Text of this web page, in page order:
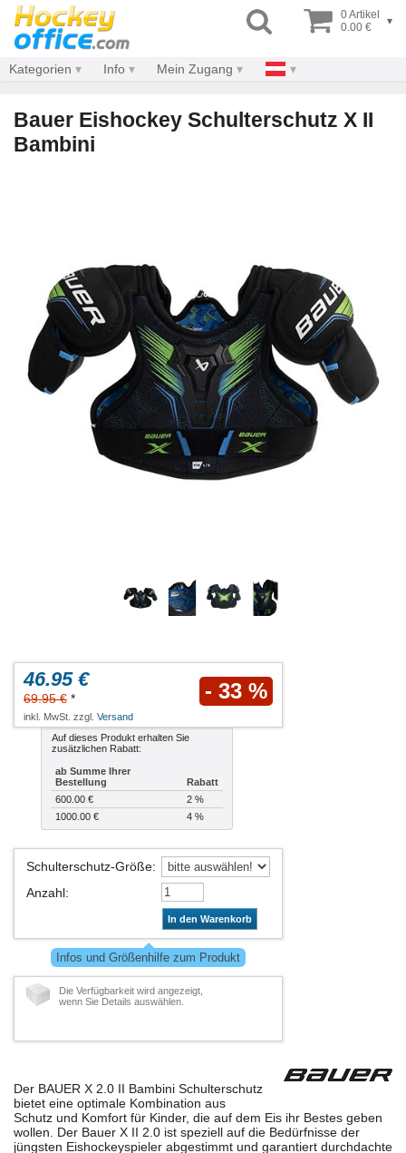
0 Artikel
0.00 €
▾
Kategorien Info Mein Zugang
Bauer Eishockey Schulterschutz X II
Bambini
46.95 €
69.95 € * - 33 %
inkl. MwSt. zzgl. Versand
Auf dieses Produkt erhalten Sie
zusätzlichen Rabatt:
ab Summe Ihrer
Bestellung
Rabatt
600.00 €
2 %
1000.00 €
4 %
Schulterschutz-Größe:
Anzahl:
In den Warenkorb
Infos und Größenhilfe zum Produkt
Die Verfügbarkeit wird angezeigt,
wenn Sie Details auswählen.
Der BAUER X 2.0 II Bambini Schulterschutz
bietet eine optimale Kombination aus
Schutz und Komfort für Kinder, die auf dem Eis ihr Bestes geben
wollen. Der Bauer X II 2.0 ist speziell auf die Bedürfnisse der
jüngsten Eishockeyspieler abgestimmt und garantiert durchdachte